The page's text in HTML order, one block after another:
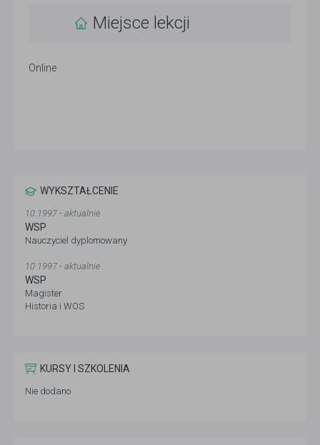
Miejsce lekcji
Online
WYKSZTAŁCENIE
10.1997 - aktualnie
WSP
Nauczyciel dyplomowany
10.1997 - aktualnie
WSP
Magister
Historia i WOS
KURSY I SZKOLENIA
Nie dodano